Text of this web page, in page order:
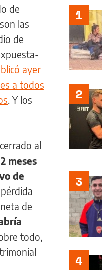
de
las
de
ayer
a todos
. Y los
al
meses
de
de
todo,
1
2
3
4